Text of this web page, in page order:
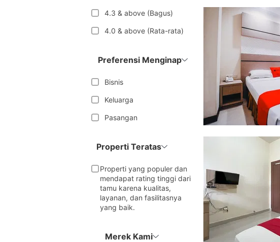
4.3 & above (Bagus)
4.0 & above (Rata-rata)
Preferensi Menginap
Bisnis
Keluarga
Pasangan
Properti Teratas
Properti yang populer dan
mendapat rating tinggi dari
tamu karena kualitas,
layanan, dan fasilitasnya
yang baik.
Merek Kami